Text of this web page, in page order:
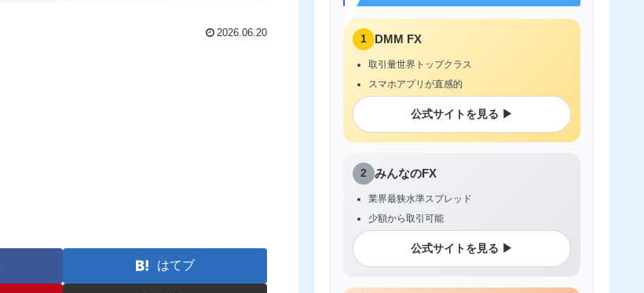
2026.06.20
はてブ
1 DMM FX
取引量世界トップクラス
スマホアプリが直感的
公式サイトを見る ▶
2 みんなのFX
業界最狭水準スプレッド
少額から取引可能
公式サイトを見る ▶